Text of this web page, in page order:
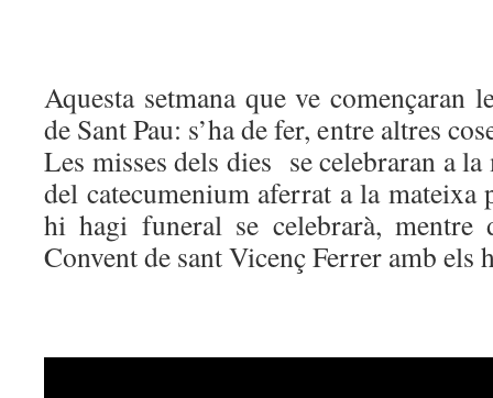
Aquesta setmana que ve començaran
de Sant Pau: s’ha de fer, entre altres
Les misses dels dies se celebraran a
del catecumenium aferrat a la mateixa
hi hagi funeral se celebrarà,
Convent de sant Vicenç Ferrer amb els